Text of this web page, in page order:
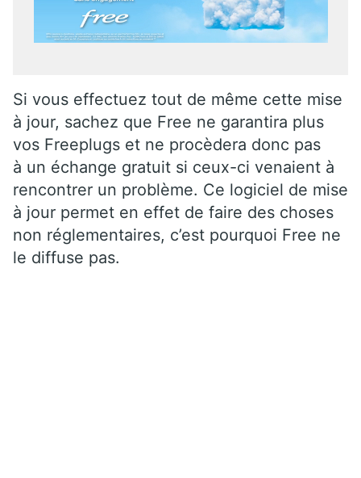
Si vous effectuez tout de même cette mise
à jour, sachez que Free ne garantira plus
vos Freeplugs et ne procèdera donc pas
à un échange gratuit si ceux-ci venaient à
rencontrer un problème. Ce logiciel de mise
à jour permet en effet de faire des choses
non réglementaires, c’est pourquoi Free ne
le diffuse pas.